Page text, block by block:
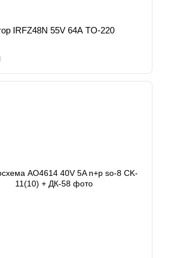
IRFZ48N 55V 64A TO-220